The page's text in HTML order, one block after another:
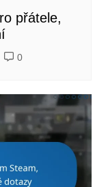
přátele,
0